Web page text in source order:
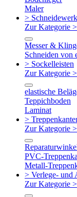
Maler
>
Zur Kategorie
Messer &
Schneiden von
> Sockelleisten
Zur Kategorie
elastische
Teppichboden
Laminat
>
Zur Kategorie
PVC-
Metall-
> Verlege- und
Zur Kategorie